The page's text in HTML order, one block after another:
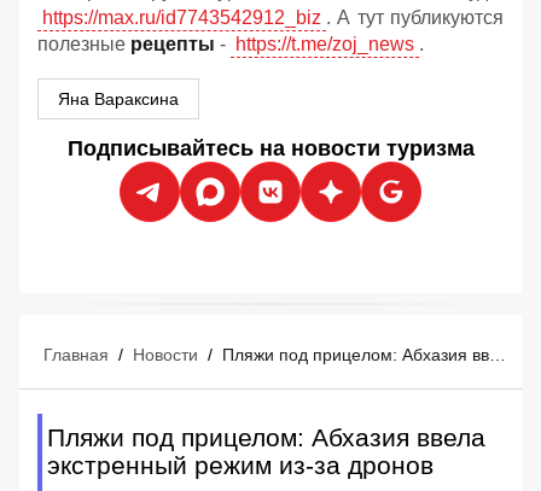
https://max.ru/id7743542912_biz . А тут публикуются
полезные рецепты - https://t.me/zoj_news .
Яна Вараксина
Подписывайтесь на новости туризма
Главная / Новости /
Пляжи под прицелом: Абхазия ввела
экстренный режим из-за дронов